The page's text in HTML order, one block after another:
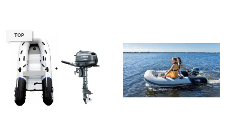
TOP